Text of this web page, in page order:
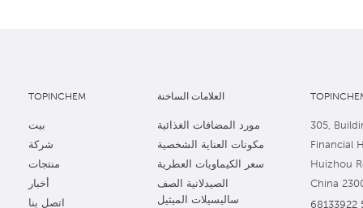
TOPINCHEM
بيت
شركة
منتجات
أخبار
اتصل بنا
العلامات الساخنة
مورد المضافات الغذائية
مكونات العناية الشخصية
سعر الكيماويات العطرية
الصيدلانية الصف
ساليسيلات الميثيل
305,
Financial
Huizhou
China